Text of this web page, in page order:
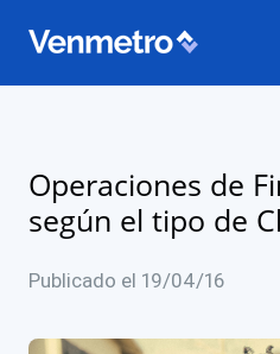
Operaciones de
según el tipo de
Publicado el 19/04/16